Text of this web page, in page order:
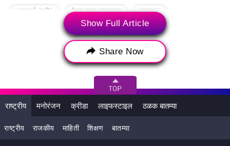
अटकपूर्व जामीन केरळ उच्च न्यायालय बलात्कार
लैंगिक संबंध संमती
Show Full Article
Share Now
राष्ट्रीय मनोरंजन क्रीडा लाइफस्टाइल ठळक बातम्या
राष्ट्रीय राजकीय माहिती शिक्षण बातम्या